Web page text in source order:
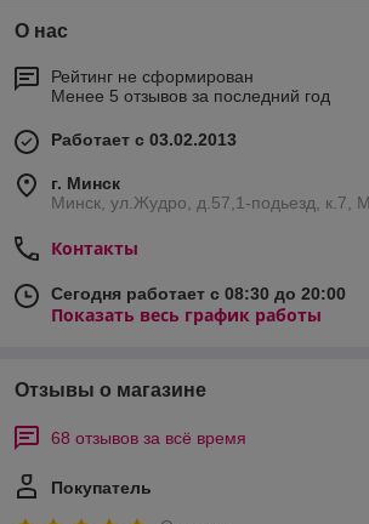
О нас
Рейтинг не сформирован
Менее 5 отзывов за последний год
Работает с 03.02.2013
г. Минск
Минск, ул.Жудро, д.57,1-подьезд, к.7,
Контакты
Сегодня работает с 08:30 до 20:00
Показать весь график работы
Отзывы о магазине
68 отзывов за всё время
Покупатель